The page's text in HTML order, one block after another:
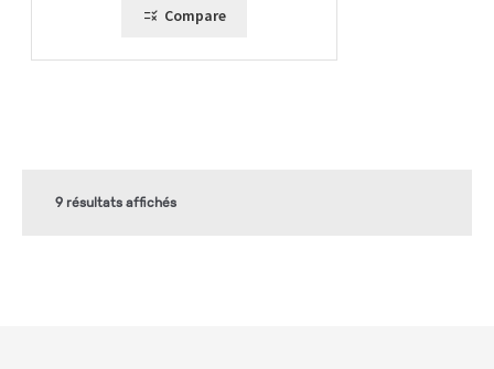
Compare
9 résultats affichés